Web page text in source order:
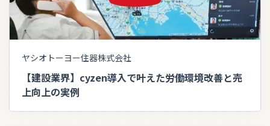
ヤシオトーヨー住器株式会社
【建設業界】cyzen導入で叶えた労働環境改善と売
上向上の実例